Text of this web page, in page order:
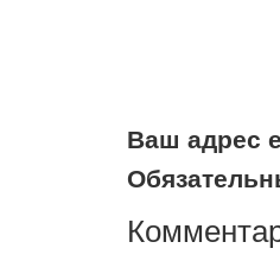
а
и
п
Ваш адрес